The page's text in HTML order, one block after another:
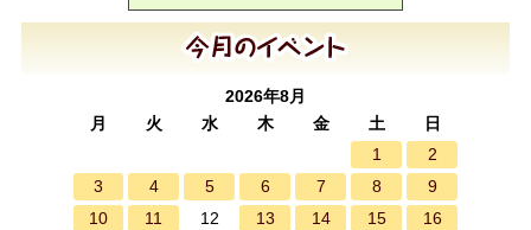
2026年8月
月
火 水 木 金 土
日
1
2
3
4 5 6 7 8
9
10
11 12 13 14 15
16